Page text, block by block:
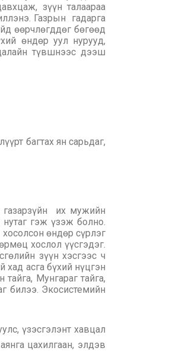
зүүн талаараа
Газрын гадарга
өөрчлөгддөг бөгөөд
өндөр уул нурууд,
түвшнээс дээш
багтах ян сарьдаг,
газарзүйн их мужийн
гэж үзэж болно.
өндөр сүрлэг
хослол үүсгэдэг.
зүүн хэсгээс ч
хад асга бүхий нүцгэн
Мунгараг тайга,
билээ. Экосистемийн
үзэсгэлэнт хавцал
цахилгаан, элдэв